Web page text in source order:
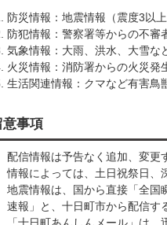
防災情報：地震情報（震度3以
防犯情報：警察署等からの不審
気象情報：大雨、洪水、大雪な
火災情報：消防署からの火災発
生活関連情報：クマなど有害鳥
意事項
配信情報は予告なく追加、変更
情報によっては、土日祝祭日、
地震情報は、国から直接「全国
速報」と、十日町市から配信す